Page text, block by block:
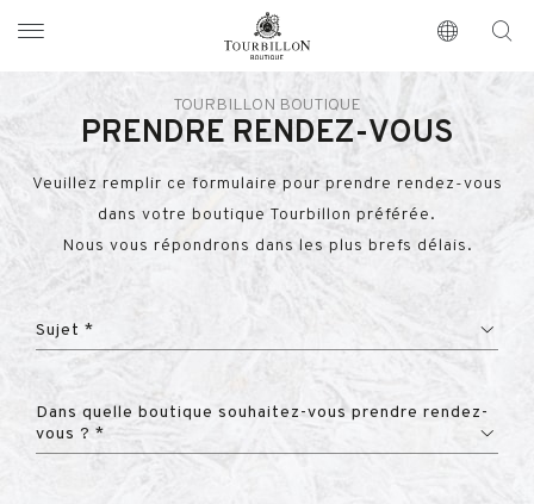
https://www.tourbillon.com/fr
TOURBILLON BOUTIQUE
PRENDRE RENDEZ-VOUS
Veuillez remplir ce formulaire pour prendre rendez-vous
dans votre boutique Tourbillon préférée.
Nous vous répondrons dans les plus brefs délais.
Sujet *
Dans quelle boutique souhaitez-vous prendre rendez-
vous ? *